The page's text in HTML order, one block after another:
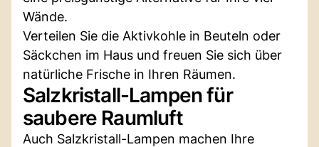
Wände.
Verteilen Sie die Aktivkohle in Beuteln oder
Säckchen im Haus und freuen Sie sich über
natürliche Frische in Ihren Räumen.
Salzkristall-Lampen für
saubere Raumluft
Auch Salzkristall-Lampen machen Ihre